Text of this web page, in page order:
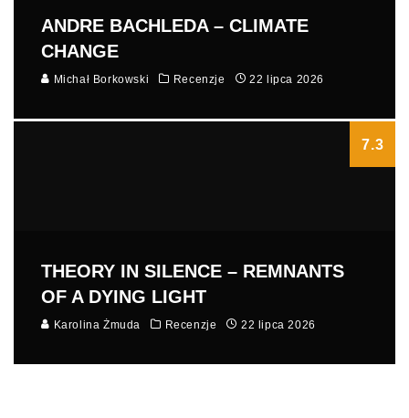
ANDRE BACHLEDA – CLIMATE
CHANGE
Michał Borkowski Recenzje 22 lipca 2026
7.3
THEORY IN SILENCE – REMNANTS
OF A DYING LIGHT
Karolina Żmuda Recenzje 22 lipca 2026